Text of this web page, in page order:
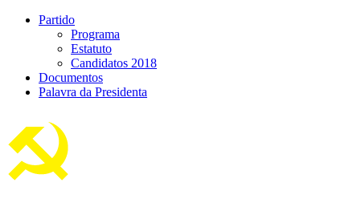
Partido
Programa
Estatuto
Candidatos 2018
Documentos
Palavra da Presidenta